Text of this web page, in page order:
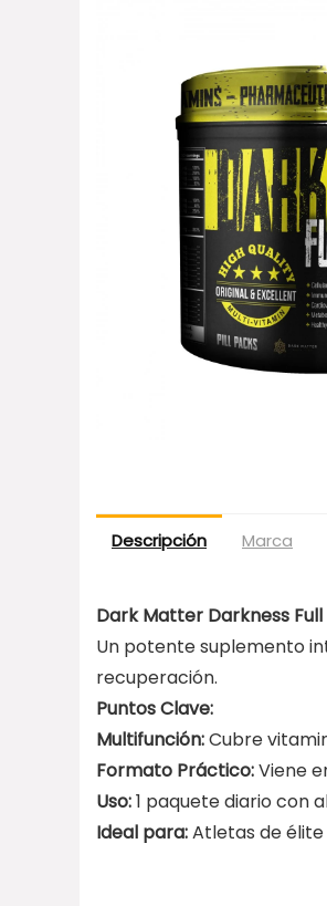
Descripción Marca
Dark Matter Darkness
Un potente suplemento
recuperación.
Puntos Clave:
Multifunción:Cubre
Formato Práctico:Viene
Uso:1 paquete diario con
Ideal para:Atletas de